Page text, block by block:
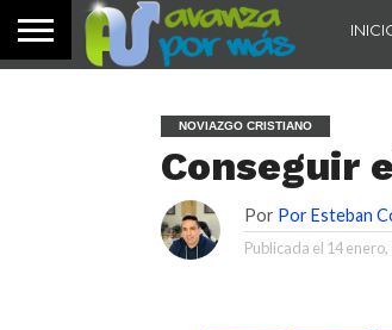
NOVIAZGO CRISTIANO
Conseguir
Por Por Esteban
Publicada el 14 enero,